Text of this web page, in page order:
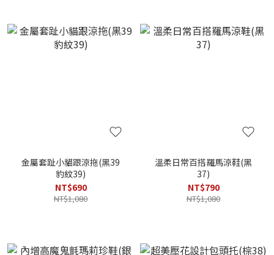
金屬套趾小貓跟涼拖(黑39
豹紋39)
NT$690
NT$1,080
溫柔日常百搭羅馬涼鞋(黑
37)
NT$790
NT$1,080